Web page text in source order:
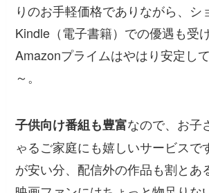
りのお手軽価格でありながら、シ
Kindle（電子書籍）での優遇も受
Amazonプライムはやはり安定し
～。
子供向け番組も豊富なので、お子
ゃるご家庭にも嬉しいサービスで
が安い分、配信外の作品も割とあ